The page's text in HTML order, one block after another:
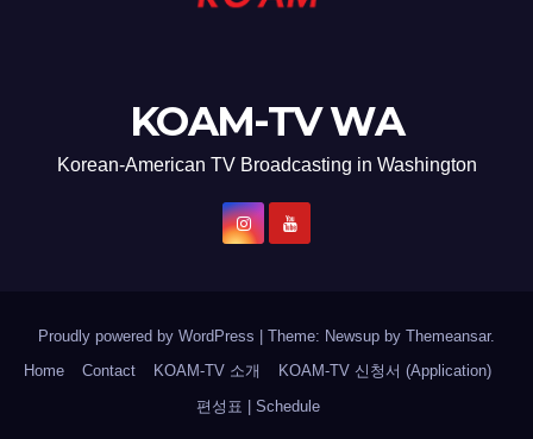
KOAM-TV WA
Korean-American TV Broadcasting in Washington
Proudly powered by WordPress Theme: Newsup by Themeansar.
Home
Contact KOAM-TV 소개
KOAM-TV 신청서 (Application)
편성표 | Schedule